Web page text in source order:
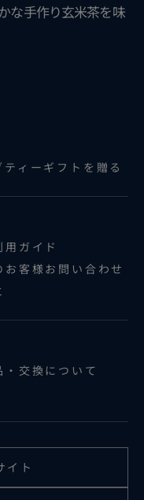
な手作り玄米茶を味
ィー ギフトを贈る
用ガイド
お客様お問い合わせ
・交換について
イト